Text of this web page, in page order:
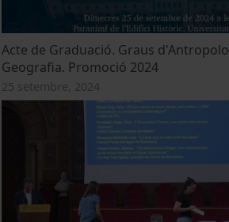
Acte de Graduació. Graus
Geografia. Promoció 2024
25 setembre, 2024